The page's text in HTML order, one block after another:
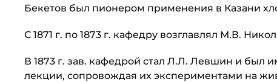
Бекетов был пионером применения в Казани
С 1871 г. по 1873 г. кафедру возглавлял М.В.
В 1873 г. зав. кафедрой стал Л.Л. Левшин и был
лекции, сопровождая их экспериментами на